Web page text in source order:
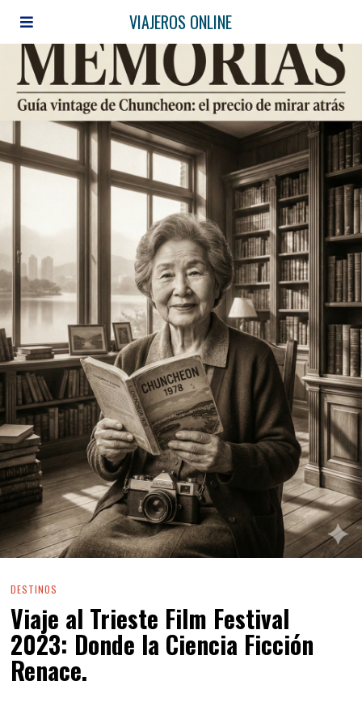
VIAJEROS ONLINE
DESTINOS
Viaje al Trieste Film Festival
2023: Donde la Ciencia Ficción
Renace.